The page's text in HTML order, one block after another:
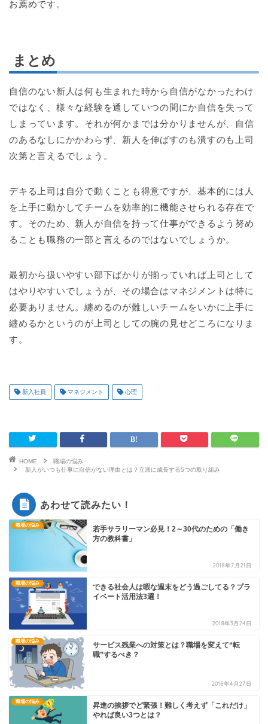
お薦めです。
まとめ
自信のない新人は何も生まれた時から自信がなかったわけ
ではなく、様々な経験を通していつの間にか自信を失って
しまっています。それが何かまでは分かりませんが、自信
のあるなしにかかわらず、新人を伸ばすのも潰すのも上司
次第と言えるでしょう。
デキる上司は自分で動くことも得意ですが、基本的には人
を上手に動かしてチームを効率的に機能させられる存在で
す。そのため、新人が自信を持って仕事ができるよう努め
ることも職務の一部と言えるのではないでしょうか。
最初から扱いやすい部下ばかりが揃っていれば上司として
はやりやすいでしょうが、その場合はマネジメントは特に
必要ありません。纏めるのが難しいチームをいかに上手に
纏めるかというのが上司としての腕の見せどころになりま
す。
新入社員 マネジメント 心理
HOME
職場の悩み
新人がいつも仕事に自信がない理由とは？立派に成長する5つの取り組み
あわせて読みたい！
職場の悩み
若手サラリーマン必見！2～30代のための「働き
方の教科書」
2018年7月21日
職場の悩み
できる社会人は暇な週末をどう過ごしてる？プラ
イベート活用法3選！
2018年3月24日
職場の悩み
サービス残業への対策とは？職場を変えて“転
職”するべき？
2018年4月27日
職場の悩み
昇進の挨拶でど緊張！難しく考えず「これだけ」
やれば良い3つとは？